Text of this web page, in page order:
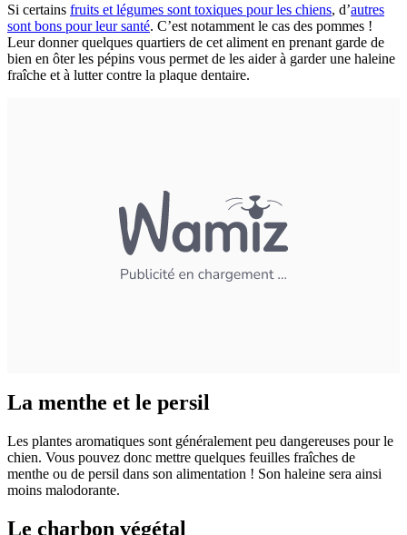
Si certains fruits et légumes sont toxiques pour les chiens, d’autres
sont bons pour leur santé. C’est notamment le cas des pommes !
Leur donner quelques quartiers de cet aliment en prenant garde de
bien en ôter les pépins vous permet de les aider à garder une haleine
fraîche et à lutter contre la plaque dentaire.
La menthe et le persil
Les plantes aromatiques sont généralement peu dangereuses pour le
chien. Vous pouvez donc mettre quelques feuilles fraîches de
menthe ou de persil dans son alimentation ! Son haleine sera ainsi
moins malodorante.
Le charbon végétal